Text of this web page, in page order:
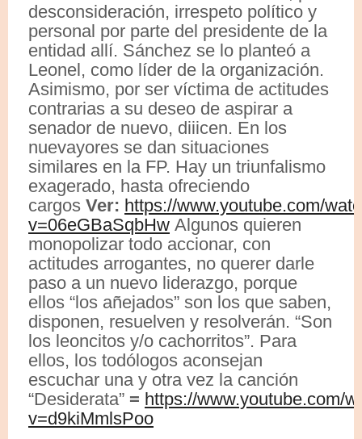
desconsideración, irrespeto político y
personal por parte del presidente de la
entidad allí. Sánchez se lo planteó a
Leonel, como líder de la organización.
Asimismo, por ser víctima de actitudes
contrarias a su deseo de aspirar a
senador de nuevo, diiicen. En los
nuevayores se dan situaciones
similares en la FP. Hay un triunfalismo
exagerado, hasta ofreciendo
cargos Ver: https://www.youtube.com/
v=06eGBaSqbHw Algunos quieren
monopolizar todo accionar, con
actitudes arrogantes, no querer darle
paso a un nuevo liderazgo, porque
ellos “los añejados” son los que saben,
disponen, resuelven y resolverán. “Son
los leoncitos y/o cachorritos”. Para
ellos, los todólogos aconsejan
escuchar una y otra vez la canción
“Desiderata” = https://www.youtube.com/
v=d9kiMmlsPoo